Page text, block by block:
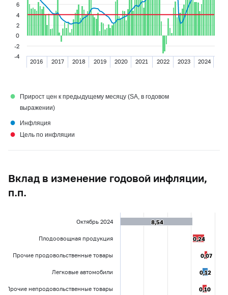
Вклад в изменение годовой инфляции,
п.п.
2016 2017 2018 2019 2020 2021 2022 2023 2024
-4
-2
0
2
4
6
●
Прирост цен к предыдущему месяцу (SA, в годовом
выражении)
● Инфляция
● Цель по инфляции
8,54
8,54
0,24
0,24
0,07
0,07
0,10
0,10
0,12
0,12
Октябрь 2024
Плодоовощная продукция
Прочие продовольственные товары
Легковые автомобили
Прочие непродовольственные товары